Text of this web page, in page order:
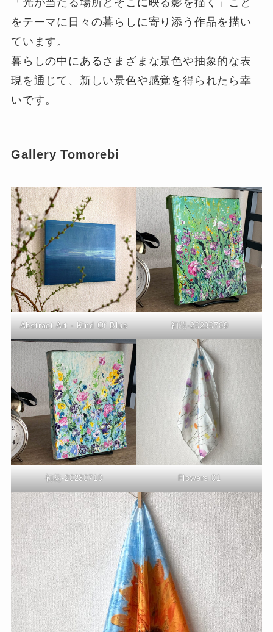
「光が当たる場所とそこに映る影を描く」こと
をテーマに日々の暮らしに寄り添う作品を描い
ています。
暮らしの中にあるさまざまな景色や抽象的な表
現を通じて、新しい景色や感覚を得られたら幸
いです。
Gallery Tomorebi
Abstract Art - Kind Of Blue 初花-20230709
初花-20230710 Flowers 01